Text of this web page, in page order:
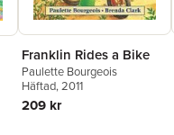
Franklin Rides a Bike
Paulette Bourgeois
Häftad, 2011
209 kr